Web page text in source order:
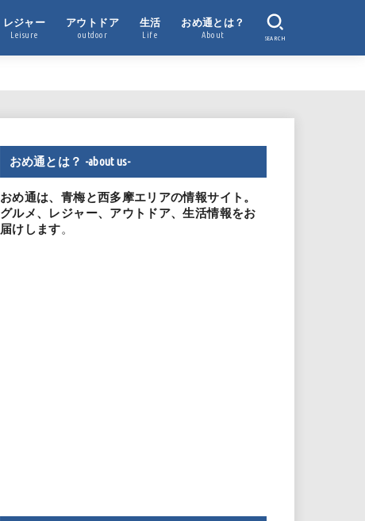
レジャー
Leisure
アウトドア
outdoor
生活
Life
おめ通とは？
About SEARCH
おめ通とは？ -about us-
おめ通は、青梅と西多摩エリアの情報サイト。
グルメ、レジャー、アウトドア、生活情報をお
届けします。